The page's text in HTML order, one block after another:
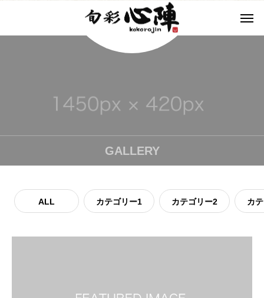
GALLERY
ALL カテゴリー1 カテゴリー2 カ